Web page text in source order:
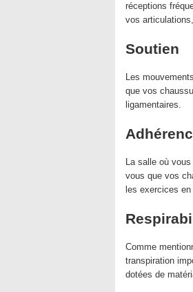
réceptions
vos
Soutien
Les
que vos
ligamentaires.
La salle où
vous que vos
les exercices
Comme
transpiration
dotées de